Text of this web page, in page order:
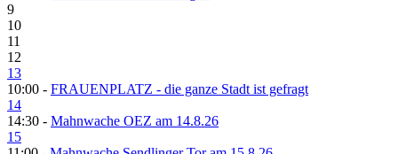
9
10
11
12
13
10:00 - FRAUENPLATZ - die ganze Stadt ist gefragt
14
14:30 - Mahnwache OEZ am 14.8.26
15